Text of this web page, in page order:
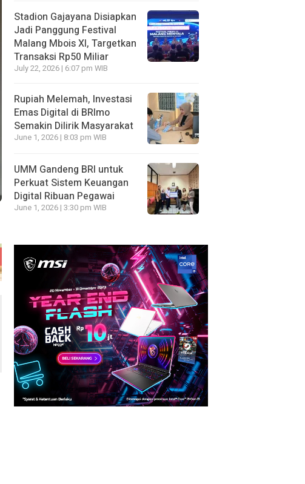
Stadion Gajayana Disiapkan
Jadi Panggung Festival
Malang Mbois XI, Targetkan
Transaksi Rp50 Miliar
July 22, 2026 | 6:07 pm WIB
Rupiah Melemah, Investasi
Emas Digital di BRImo
Semakin Dilirik Masyarakat
June 1, 2026 | 8:03 pm WIB
UMM Gandeng BRI untuk
Perkuat Sistem Keuangan
Digital Ribuan Pegawai
June 1, 2026 | 3:30 pm WIB